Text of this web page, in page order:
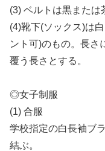
(3) ベルトは黒または
(4)靴下(ソックス)は
ント可)のもの。長さ
覆う長さとする。
◎女子制服
(1) 合服
学校指定の白長袖ブ
結ぶ。